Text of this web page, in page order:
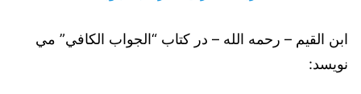
ابن القيم – رحمه ‌الله – در کتاب “الجواب الکافي” مي
نويسد: